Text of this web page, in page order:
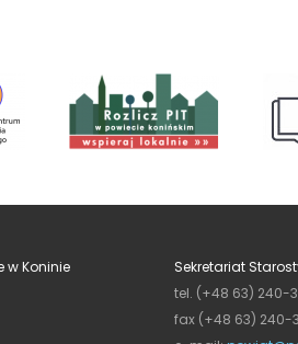
w Koninie
Sekretariat
tel. (+48 63) 240-
fax (+48 63) 240-